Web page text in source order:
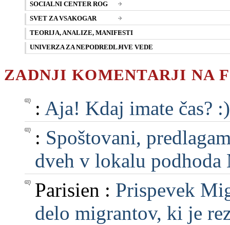
SOCIALNI CENTER ROG
SVET ZA VSAKOGAR
TEORIJA, ANALIZE, MANIFESTI
UNIVERZA ZA NEPODREDLJIVE VEDE
ZADNJI KOMENTARJI NA
: Aja! Kdaj imate čas?
: Spoštovani,
dveh v lokalu
Parisien : Prispevek
delo migrantov, ki je